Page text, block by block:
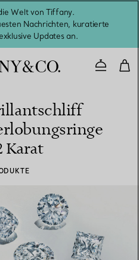
Welt von Tiffany.
Nachrichten, kuratierte
Updates an.
Karat